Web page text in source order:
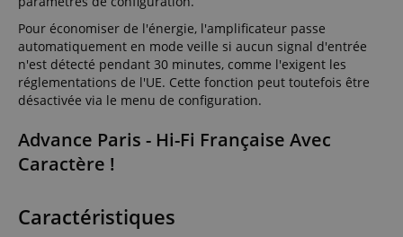
Pour économiser de l'énergie, l'amplificateur passe
automatiquement en mode veille si aucun signal d'entrée
n'est détecté pendant 30 minutes, comme l'exigent les
réglementations de l'UE. Cette fonction peut toutefois être
désactivée via le menu de configuration.
Advance Paris - Hi-Fi Française Avec
Caractère !
Caractéristiques